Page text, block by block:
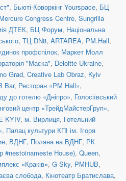
, Бьюті-Коворкінг Yourspace, БЦ
Mercure Congress Centre, Sungrilla
ДТЕК, БЦ Форум, Національна
, ТЦ DN8, ARTAREA, PM.Hall,
профспілок, Маркет Молл
"Маска", Deloitte Ukraine,
Grad, Creative Lab Obraz, Kyiv
Bar, Ресторан «PM Hall»,
до готелю «Дніпро», Голосіївський
центр «ТрейдМайстерГруп»,
KYIV, м. Вирлиця, Готельний
, Палац культури КПІ ім. Ігоря
, ВДНГ, Поляна на ВДНГ, РК
#nestoinameste House), Queen,
«Краків», G-Sky, PMHUB,
слобода, Кінотеатр Братислава,